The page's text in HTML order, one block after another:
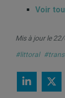
Voir
Mis à jour le
#littoral